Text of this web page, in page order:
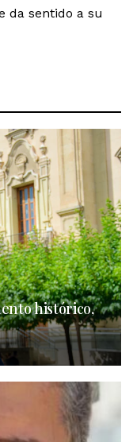
da sentido a su
histórico,